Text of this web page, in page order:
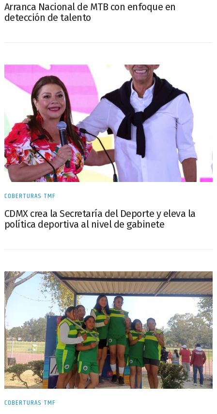
Arranca Nacional de MTB con enfoque en
detección de talento
COBERTURAS TMF
CDMX crea la Secretaría del Deporte y eleva la
política deportiva al nivel de gabinete
COBERTURAS TMF